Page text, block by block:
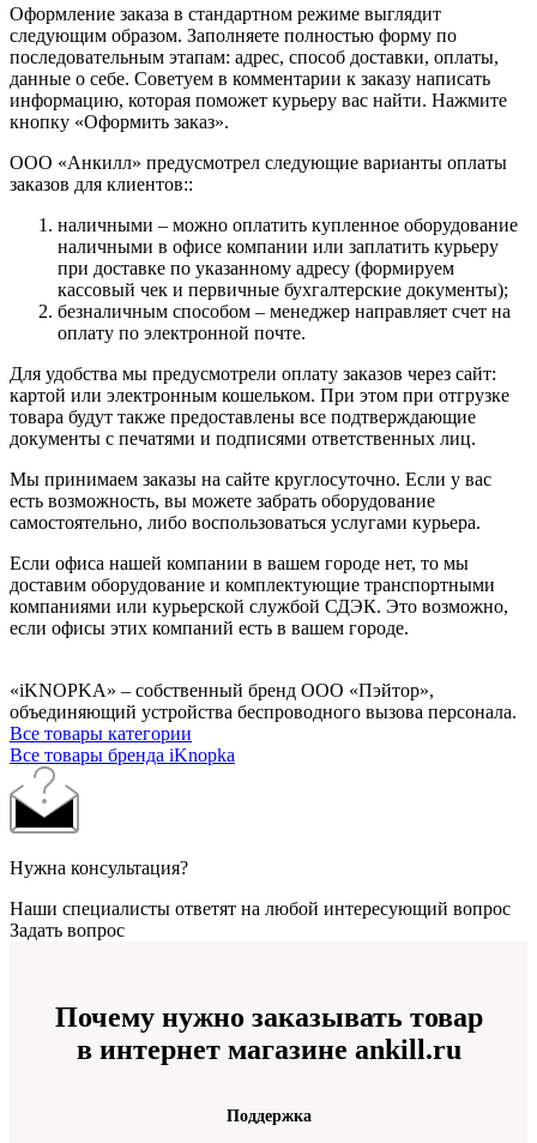
Оформление заказа в стандартном режиме выглядит
следующим образом. Заполняете полностью форму по
последовательным этапам: адрес, способ доставки, оплаты,
данные о себе. Советуем в комментарии к заказу написать
информацию, которая поможет курьеру вас найти. Нажмите
кнопку «Оформить заказ».
ООО «Анкилл» предусмотрел следующие варианты оплаты
заказов для клиентов::
наличными – можно оплатить купленное оборудование
наличными в офисе компании или заплатить курьеру
при доставке по указанному адресу (формируем
кассовый чек и первичные бухгалтерские документы);
безналичным способом – менеджер направляет счет на
оплату по электронной почте.
Для удобства мы предусмотрели оплату заказов через сайт:
картой или электронным кошельком. При этом при отгрузке
товара будут также предоставлены все подтверждающие
документы с печатями и подписями ответственных лиц.
Мы принимаем заказы на сайте круглосуточно. Если у вас
есть возможность, вы можете забрать оборудование
самостоятельно, либо воспользоваться услугами курьера.
Если офиса нашей компании в вашем городе нет, то мы
доставим оборудование и комплектующие транспортными
компаниями или курьерской службой СДЭК. Это возможно,
если офисы этих компаний есть в вашем городе.
«iKNOPKA» – собственный бренд ООО «Пэйтор»,
объединяющий устройства беспроводного вызова персонала.
Все товары категории
Все товары бренда iKnopka
Нужна консультация?
Наши специалисты ответят на любой интересующий вопрос
Задать вопрос
Почему нужно заказывать товар
в интернет магазине ankill.ru
Поддержка